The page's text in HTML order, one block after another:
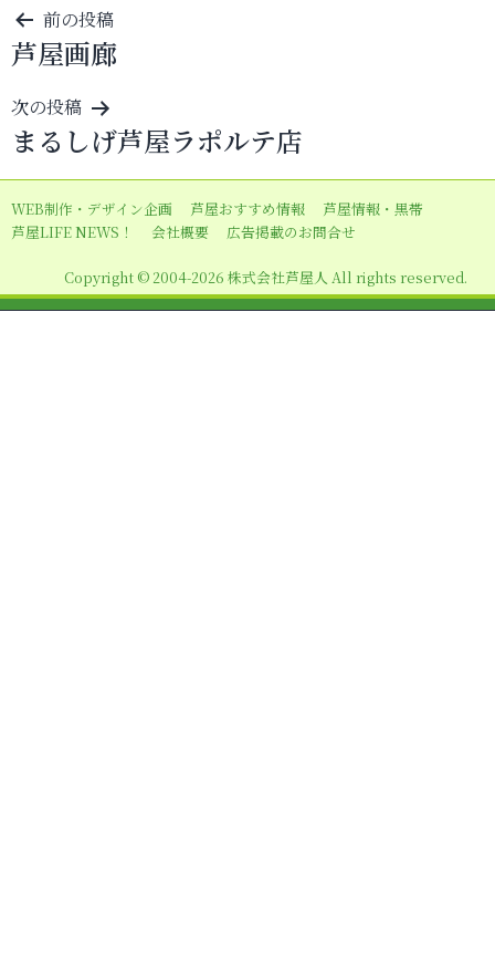
投
稿
ナ
ビ
ゲ
ー
シ
ン
前の投稿
芦屋画廊
次の投稿
まるしげ芦屋ラポルテ店
WEB制作・デザイン企画 芦屋おすすめ情報
芦屋情報・黒帯
芦屋LIFE NEWS！
会社概要 広告掲載のお問合せ
Copyright © 2004-2026 株式会社芦屋人 All rights reserved.